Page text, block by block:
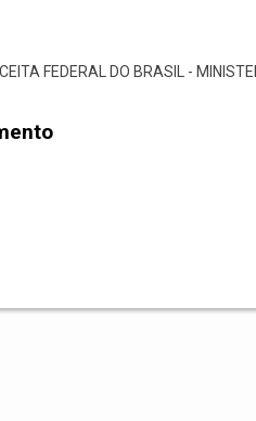
FEDERAL DO BRASIL -